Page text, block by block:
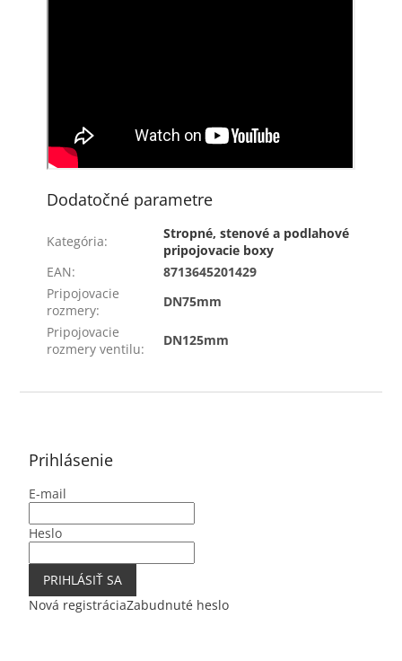
Dodatočné parametre
Kategória:
Stropné, stenové a podlahové
pripojovacie boxy
EAN:
8713645201429
Pripojovacie
rozmery:
DN75mm
Pripojovacie
rozmery ventilu:
DN125mm
Prihlásenie
E-mail
Heslo
PRIHLÁSIŤ SA
Nová registráciaZabudnuté heslo